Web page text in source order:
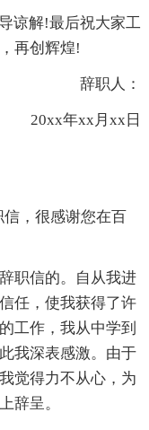
谅解!最后祝大家工
再创辉煌!
辞职人：
20xx年xx月xx日
，很感谢您在百
职信的。自从我进
任，使我获得了许
工作，我从中学到
我深表感激。由于
觉得力不从心，为
辞呈。